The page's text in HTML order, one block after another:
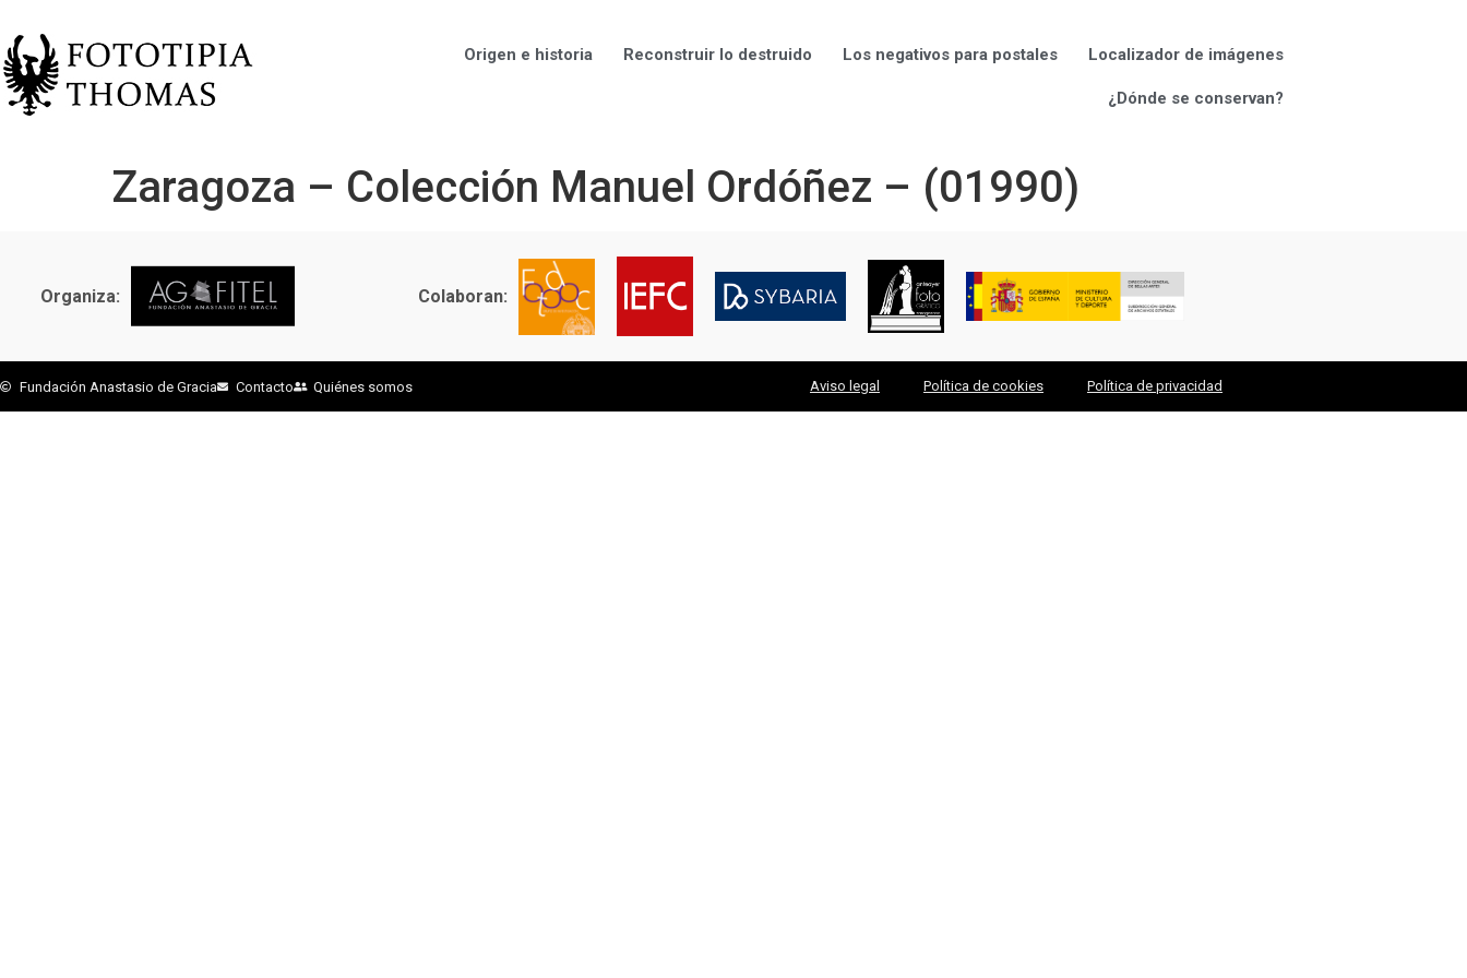
Origen e historia Reconstruir lo destruido Los negativos para postales Localizador de imágenes
¿Dónde se conservan?
Zaragoza – Colección Manuel Ordóñez – (01990)
Organiza: Colaboran:
Fundación Anastasio de Gracia Contacto Quiénes somos Aviso legal Política de cookies Política de privacidad